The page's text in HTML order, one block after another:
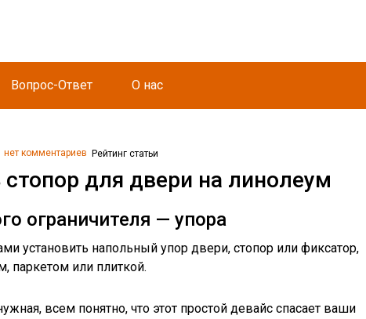
Вопрос-Ответ О нас
нет комментариев Рейтинг статьи
стопор для двери на линолеум
ограничителя — упора
установить напольный упор двери, стопор или фиксатор,
паркетом или плиткой.
всем понятно, что этот простой девайс спасает ваши